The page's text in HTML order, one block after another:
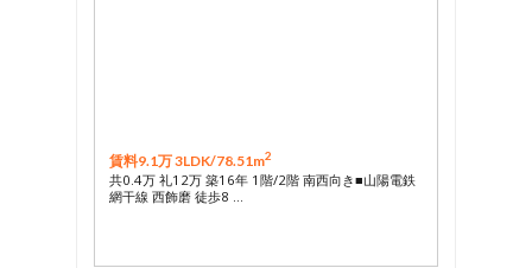
賃料9.1万 3LDK/78.51m2
共0.4万 礼12万 築16年 1階/2階 南西向き■山陽電鉄
網干線 西飾磨 徒歩8 …